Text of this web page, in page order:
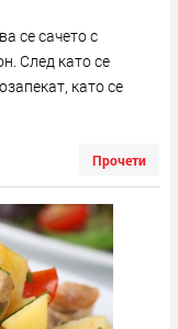
се сачето с
След като се
като се
Прочети